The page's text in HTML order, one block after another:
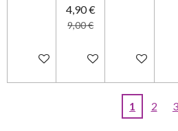
Ajouter au panier
4,90 €
9,00 €
Ajouter au panierAjouter au
1 2 3